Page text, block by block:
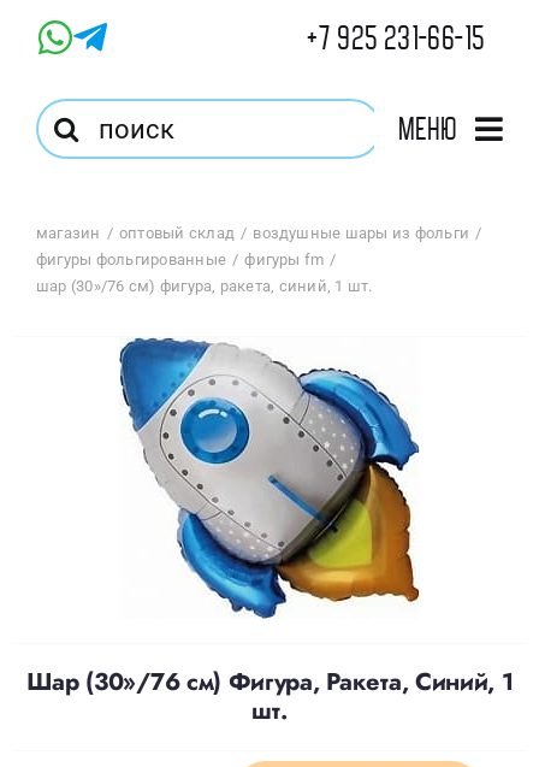
+7 925 231-66-15
Результат
поиска:
Меню
Магазин
Оптовый Магазин
Корзина
О нас
магазин оптовый склад
воздушные шары из фольги
фигуры фольгированные
фигуры fm
шар (30»/76 см) фигура, ракета, синий, 1 шт.
Шар (30»/76 см) Фигура, Ракета, Синий, 1
шт.